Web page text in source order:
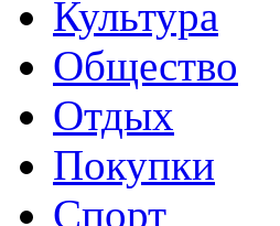
Культура
Общество
Отдых
Покупки
Спорт